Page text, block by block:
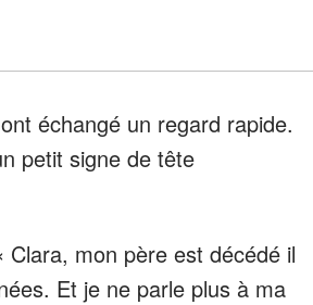
échangé un regard rapide.
petit signe de tête
Clara, mon père est décédé il
Et je ne parle plus à ma